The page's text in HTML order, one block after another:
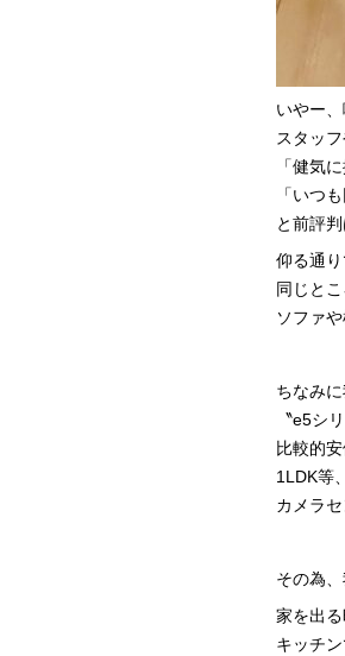
いやー
スタッフ
「健気
「いつ
と前評
仰る通り
同じとこ
ソファ
ちなみ
〝e5シ
比較的
1LDK等
カメラ
その為
家を出る
キッチ